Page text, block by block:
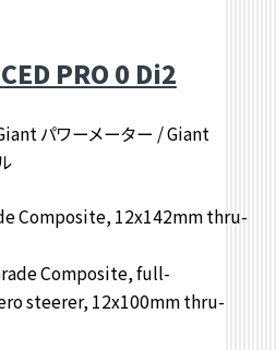
PRO 0 Di2
パワーメーター / Giant
Composite, 12x142mm thru-
Composite, full-
steerer, 12x100mm thru-